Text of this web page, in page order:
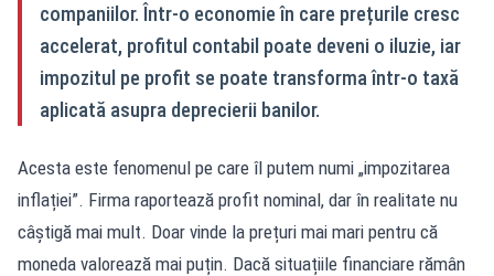
companiilor. Într-o economie în care prețurile cresc
accelerat, profitul contabil poate deveni o iluzie, iar
impozitul pe profit se poate transforma într-o taxă
aplicată asupra deprecierii banilor.
Acesta este fenomenul pe care îl putem numi „impozitarea
inflației”. Firma raportează profit nominal, dar în realitate nu
câștigă mai mult. Doar vinde la prețuri mai mari pentru că
moneda valorează mai puțin. Dacă situațiile financiare rămân